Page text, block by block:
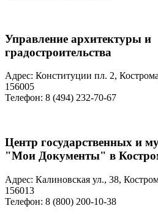
Управление архитектуры и
градостроительства
Адрес: Конституции пл. 2,
156005
Телефон: 8 (494) 232-70-67
Центр государственных и
"Мои Документы" в
Адрес: Калиновская ул., 38,
156013
Телефон: 8 (800) 200-10-38